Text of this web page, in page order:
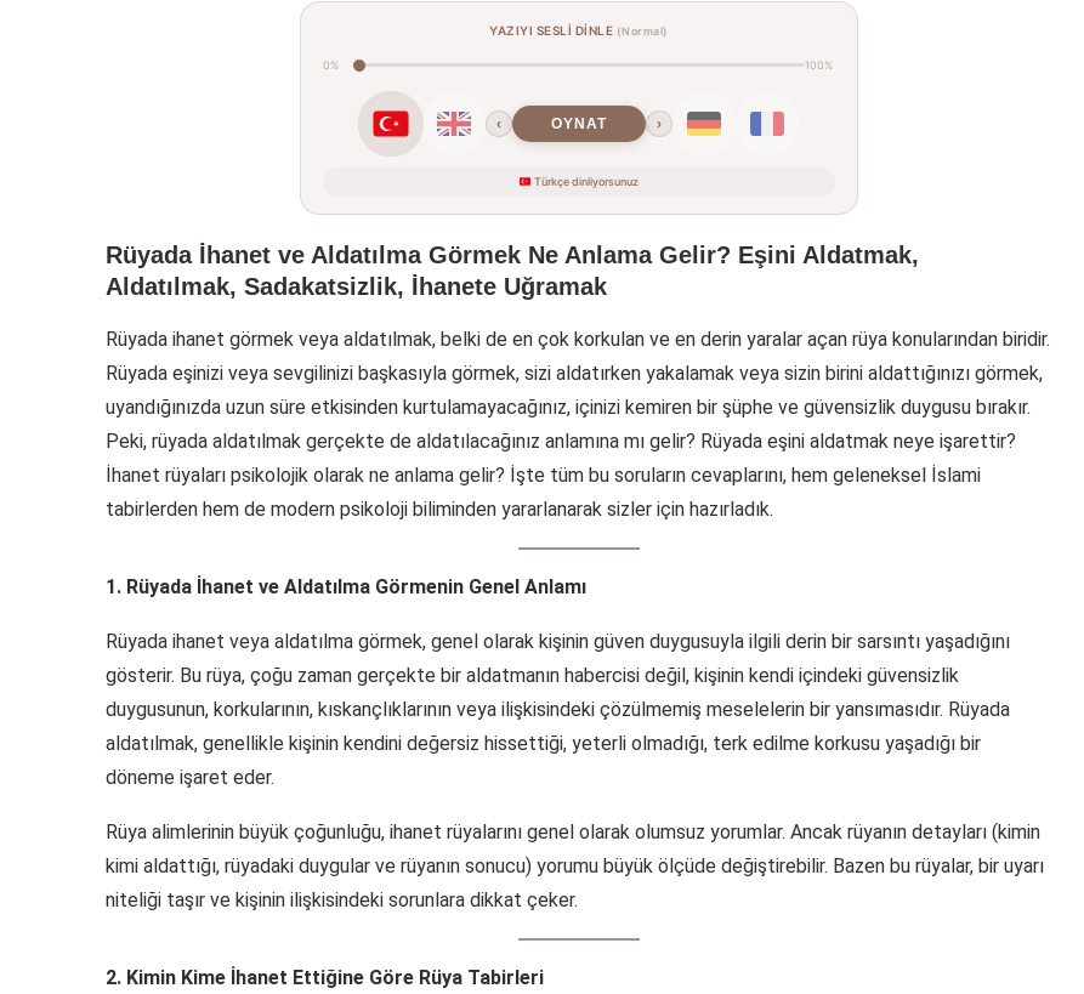
YAZIYI SESLİ DİNLE (Normal)
0% 100%
‹ OYNAT ›
Türkçe dinliyorsunuz
Rüyada İhanet ve Aldatılma Görmek Ne Anlama Gelir? Eşini Aldatmak,
Aldatılmak, Sadakatsizlik, İhanete Uğramak
Rüyada ihanet görmek veya aldatılmak, belki de en çok korkulan ve en derin yaralar açan rüya konularından biridir.
Rüyada eşinizi veya sevgilinizi başkasıyla görmek, sizi aldatırken yakalamak veya sizin birini aldattığınızı görmek,
uyandığınızda uzun süre etkisinden kurtulamayacağınız, içinizi kemiren bir şüphe ve güvensizlik duygusu bırakır.
Peki, rüyada aldatılmak gerçekte de aldatılacağınız anlamına mı gelir? Rüyada eşini aldatmak neye işarettir?
İhanet rüyaları psikolojik olarak ne anlama gelir? İşte tüm bu soruların cevaplarını, hem geleneksel İslami
tabirlerden hem de modern psikoloji biliminden yararlanarak sizler için hazırladık.
1. Rüyada İhanet ve Aldatılma Görmenin Genel Anlamı
Rüyada ihanet veya aldatılma görmek, genel olarak kişinin güven duygusuyla ilgili derin bir sarsıntı yaşadığını
gösterir. Bu rüya, çoğu zaman gerçekte bir aldatmanın habercisi değil, kişinin kendi içindeki güvensizlik
duygusunun, korkularının, kıskançlıklarının veya ilişkisindeki çözülmemiş meselelerin bir yansımasıdır. Rüyada
aldatılmak, genellikle kişinin kendini değersiz hissettiği, yeterli olmadığı, terk edilme korkusu yaşadığı bir
döneme işaret eder.
Rüya alimlerinin büyük çoğunluğu, ihanet rüyalarını genel olarak olumsuz yorumlar. Ancak rüyanın detayları (kimin
kimi aldattığı, rüyadaki duygular ve rüyanın sonucu) yorumu büyük ölçüde değiştirebilir. Bazen bu rüyalar, bir uyarı
niteliği taşır ve kişinin ilişkisindeki sorunlara dikkat çeker.
2. Kimin Kime İhanet Ettiğine Göre Rüya Tabirleri